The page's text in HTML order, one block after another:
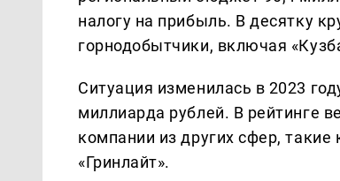
налогу на прибыль. В десятку
горнодобытчики, включая
Ситуация изменилась в 2023
миллиарда рублей. В рейтинге
компании из других сфер, такие
«Гринлайт».